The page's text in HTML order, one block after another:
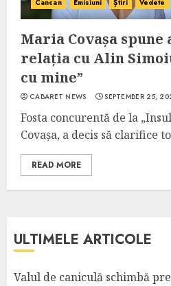
Cancan Emisiuni Știri Vedete
Maria Covașa
relația cu Alin
cu mine”
CABARET NEWS SEPTEMBER 25,
Fosta concurentă de la
Covașa, a decis să clarifice
READ MORE
ULTIMELE ARTICOLE
Valul de caniculă schimbă